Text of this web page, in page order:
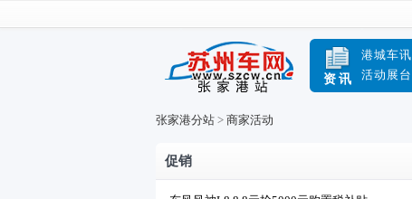
资讯
港城车讯
活动展台
张家港分站 > 商家活动
促销